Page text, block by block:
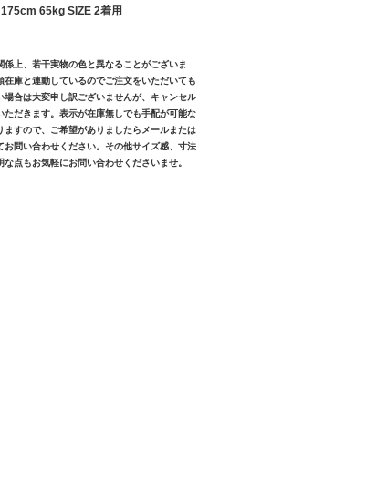
65kg SIZE 2着用
上、若干実物の色と異なることがございま
庫と連動しているのでご注文をいただいても
場合は大変申し訳ございませんが、キャンセル
ただきます。表示が在庫無しでも手配が可能な
ますので、ご希望がありましたらメールまたは
お問い合わせください。その他サイズ感、寸法
な点もお気軽にお問い合わせくださいませ。